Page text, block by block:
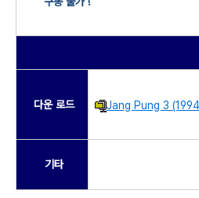
다운 로드 Jang Pung 3
기타